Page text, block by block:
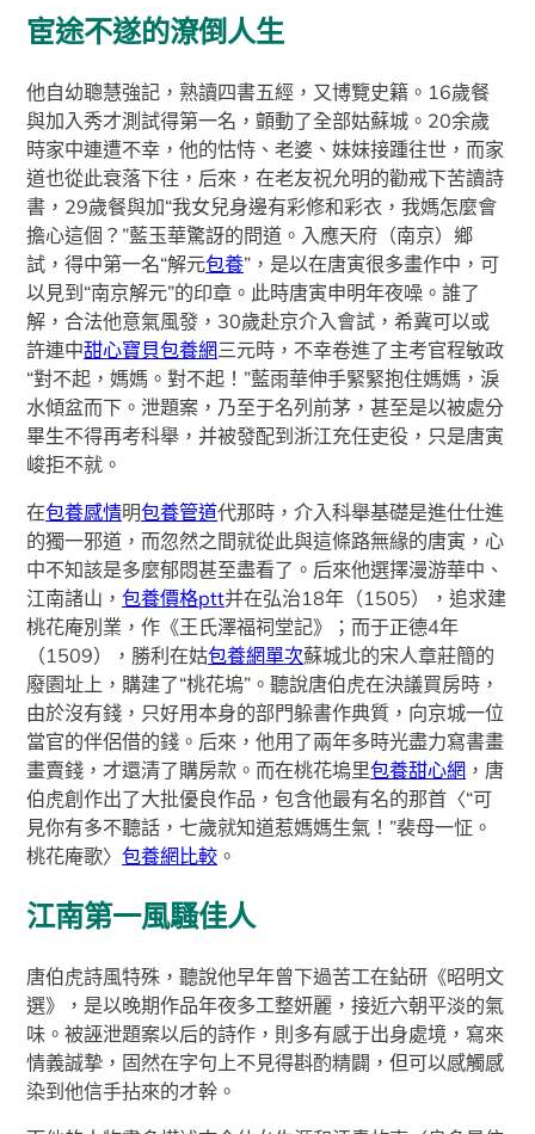
宦途不遂的潦倒人生
他自幼聰慧強記，熟讀四書五經，又博覽史籍。16歲餐
與加入秀才測試得第一名，顫動了全部姑蘇城。20余歲
時家中連遭不幸，他的怙恃、老婆、妹妹接踵往世，而家
道也從此衰落下往，后來，在老友祝允明的勸戒下苦讀詩
書，29歲餐與加“我女兒身邊有彩修和彩衣，我媽怎麼會
擔心這個？”藍玉華驚訝的問道。入應天府（南京）鄉
試，得中第一名“解元包養”，是以在唐寅很多畫作中，可
以見到“南京解元”的印章。此時唐寅申明年夜噪。誰了
解，合法他意氣風發，30歲赴京介入會試，希冀可以或
許連中甜心寶貝包養網三元時，不幸卷進了主考官程敏政
“對不起，媽媽。對不起！”藍雨華伸手緊緊抱住媽媽，淚
水傾盆而下。泄題案，乃至于名列前茅，甚至是以被處分
畢生不得再考科舉，并被發配到浙江充任吏役，只是唐寅
峻拒不就。
在包養感情明包養管道代那時，介入科舉基礎是進仕仕進
的獨一邪道，而忽然之間就從此與這條路無緣的唐寅，心
中不知該是多麼郁悶甚至盡看了。后來他選擇漫游華中、
江南諸山，包養價格ptt并在弘治18年（1505），追求建
桃花庵別業，作《王氏澤福祠堂記》；而于正德4年
（1509），勝利在姑包養網單次蘇城北的宋人章莊簡的
廢園址上，購建了“桃花塢”。聽說唐伯虎在決議買房時，
由於沒有錢，只好用本身的部門躲書作典質，向京城一位
當官的伴侶借的錢。后來，他用了兩年多時光盡力寫書畫
畫賣錢，才還清了購房款。而在桃花塢里包養甜心網 ，唐
伯虎創作出了大批優良作品，包含他最有名的那首〈“可
見你有多不聽話，七歲就知道惹媽媽生氣！”裴母一怔。
桃花庵歌〉包養網比較 。
江南第一風騷佳人
唐伯虎詩風特殊，聽說他早年曾下過苦工在鉆研《昭明文
選》，是以晚期作品年夜多工整妍麗，接近六朝平淡的氣
味。被誣泄題案以后的詩作，則多有感于出身處境，寫來
情義誠摯，固然在字句上不見得斟酌精闢，但可以感觸感
染到他信手拈來的才幹。